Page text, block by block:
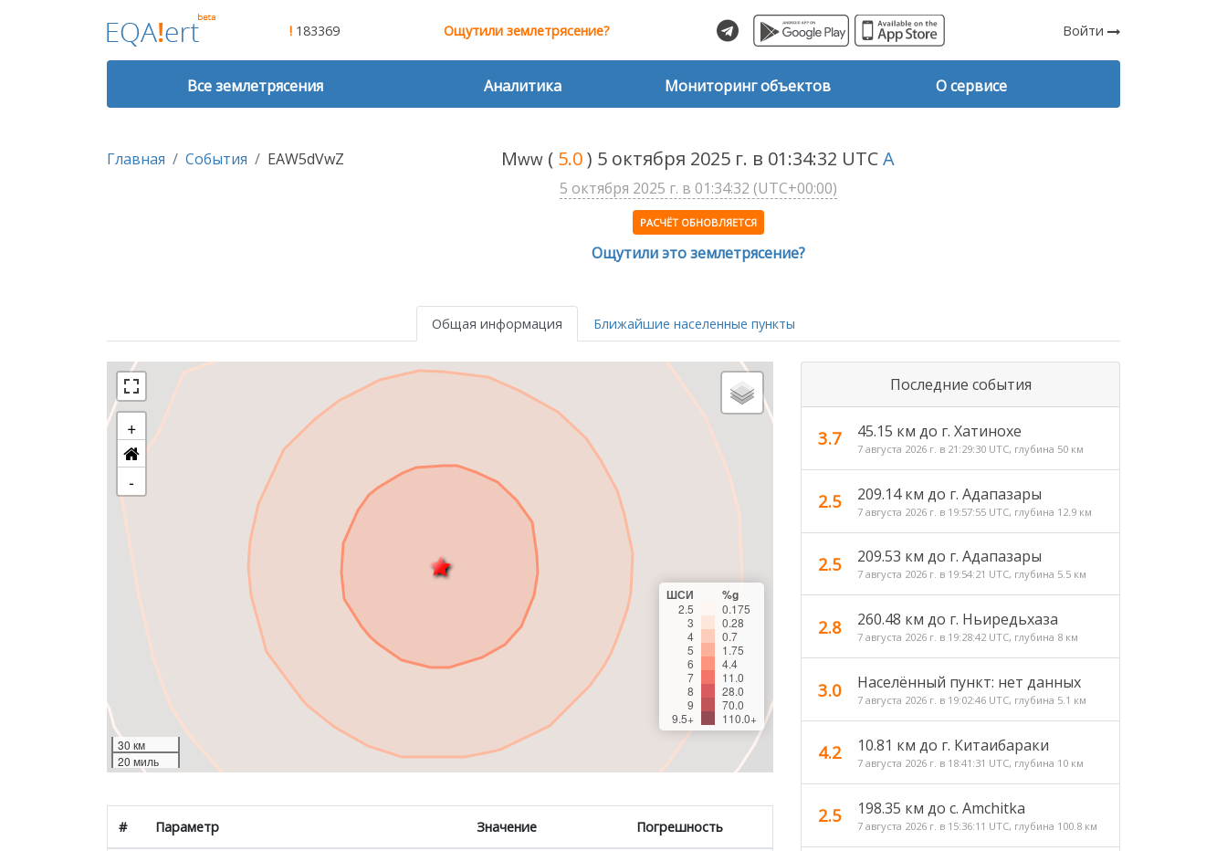
! 183369 Ощутили землетрясение? Войти
Все землетрясения Аналитика Мониторинг объектов О сервисе
Главная События EAW5dVwZ Mww ( 5.0) 5 октября 2025 г. в 01:34:32 UTCA
5 октября 2025 г. в 01:34:32 (UTC+00:00)
РАСЧЁТ ОБНОВЛЯЕТСЯ
Ощутили это землетрясение?
Общая информация Ближайшие населенные пункты
+
-
30 км
20 миль
ШСИ %g
2.5
0.175
3
0.28
4
0.7
5
1.75
6
4.4
7
11.0
8
28.0
9
70.0
9.5+
110.0+
# Параметр Значение Погрешность
Последние события
3.7 45.15 км до г. Хатинохе
7 августа 2026 г. в 21:29:30 UTC, глубина 50 км
2.5 209.14 км до г. Адапазары
7 августа 2026 г. в 19:57:55 UTC, глубина 12.9 км
2.5 209.53 км до г. Адапазары
7 августа 2026 г. в 19:54:21 UTC, глубина 5.5 км
2.8 260.48 км до г. Ньиредьхаза
7 августа 2026 г. в 19:28:42 UTC, глубина 8 км
3.0 Населённый пункт: нет данных
7 августа 2026 г. в 19:02:46 UTC, глубина 5.1 км
4.2 10.81 км до г. Китаибараки
7 августа 2026 г. в 18:41:31 UTC, глубина 10 км
2.5 198.35 км до с. Amchitka
7 августа 2026 г. в 15:36:11 UTC, глубина 100.8 км